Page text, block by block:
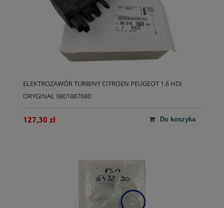
ELEKTROZAWÓR TURBINY CITROEN PEUGEOT 1.6 HDI
ORYGINAŁ 9801887680
127,30 zł do koszyka